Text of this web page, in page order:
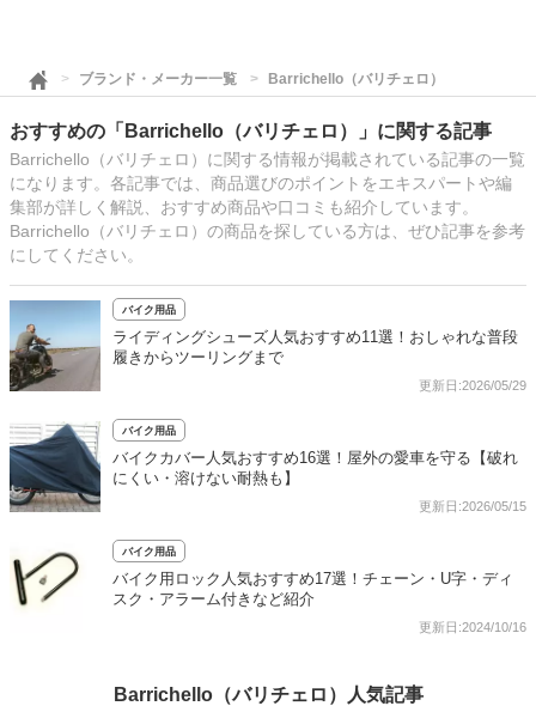
ブランド・メーカー一覧 Barrichello（バリチェロ）
おすすめの「Barrichello（バリチェロ）」に関する記事
Barrichello（バリチェロ）に関する情報が掲載されている記事の一覧
になります。各記事では、商品選びのポイントをエキスパートや編
集部が詳しく解説、おすすめ商品や口コミも紹介しています。
Barrichello（バリチェロ）の商品を探している方は、ぜひ記事を参考
にしてください。
バイク用品
ライディングシューズ人気おすすめ11選！おしゃれな普段
履きからツーリングまで
更新日:2026/05/29
バイク用品
バイクカバー人気おすすめ16選！屋外の愛車を守る【破れ
にくい・溶けない耐熱も】
更新日:2026/05/15
バイク用品
バイク用ロック人気おすすめ17選！チェーン・U字・ディ
スク・アラーム付きなど紹介
更新日:2024/10/16
Barrichello（バリチェロ）人気記事